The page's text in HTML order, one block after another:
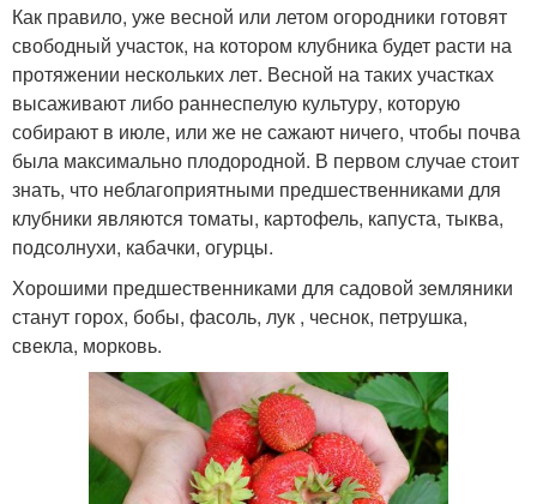
Как правило, уже весной или летом огородники готовят
свободный участок, на котором клубника будет расти на
протяжении нескольких лет. Весной на таких участках
высаживают либо раннеспелую культуру, которую
собирают в июле, или же не сажают ничего, чтобы почва
была максимально плодородной. В первом случае стоит
знать, что неблагоприятными предшественниками для
клубники являются томаты, картофель, капуста, тыква,
подсолнухи, кабачки, огурцы.
Хорошими предшественниками для садовой земляники
станут горох, бобы, фасоль, лук , чеснок, петрушка,
свекла, морковь.